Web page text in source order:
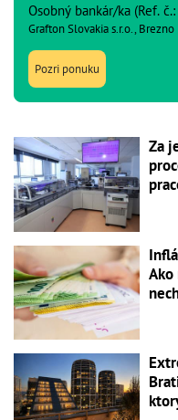
Osobný bankár/ka (Ref.
Grafton Slovakia s.r.o., Brezno
Pozri ponuku
Za
Ako